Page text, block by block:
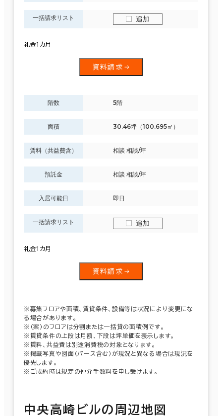
一括請求リスト 追加
礼金1カ月
資料請求
階数 5階
面積 30.46坪（100.695㎡）
賃料（共益費含） 相談 相談/坪
預託金 相談 相談/坪
入居可能日 即日
一括請求リスト 追加
礼金1カ月
資料請求
※募集フロアや面積、賃貸条件、設備等は状況により変更にな
る場合があります。
※（案）のフロアは分割または一括貸の面積例です。
※賃貸条件の上段は月額、下段は坪単価を表示します。
※賃料、共益費は別途消費税の対象となります。
※掲載写真や図面（パース含む）が現況と異なる場合は現況を
優先します。
※ご成約時は規定の仲介手数料を申し受けます。
中央高崎ビルの周辺地図